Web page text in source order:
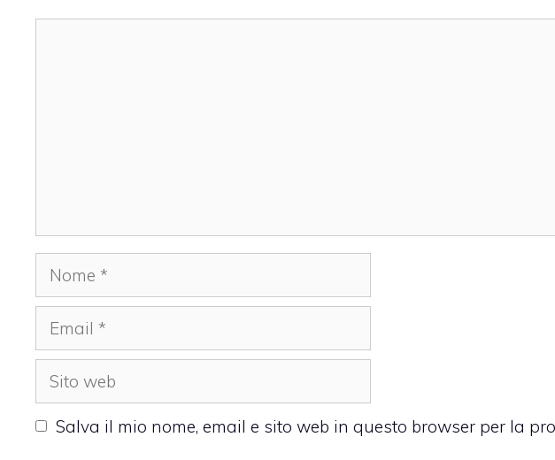
Nome
Email
Sito
web
Salva il mio nome, email e sito web in questo browser per la